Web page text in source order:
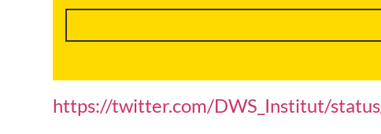
https://twitter.com/DWS_Institut/